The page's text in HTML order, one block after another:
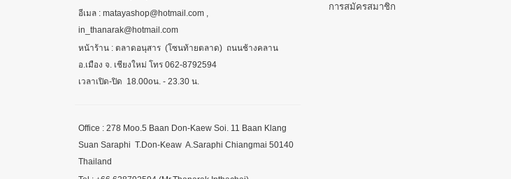
อีเมล : matayashop@hotmail.com ,
in_thanarak@hotmail.com
หน้าร้าน : ตลาดอนุสาร (โซนท้ายตลาด) ถนนช้างคลาน
อ.เมือง จ. เชียงใหม่ โทร 062-8792594
เวลาเปิด-ปิด 18.00oน. - 23.30 น.
Office : 278 Moo.5 Baan Don-Kaew Soi. 11 Baan Klang
Suan Saraphi T.Don-Keaw A.Saraphi Chiangmai 50140
Thailand
การสมัครสมาชิก